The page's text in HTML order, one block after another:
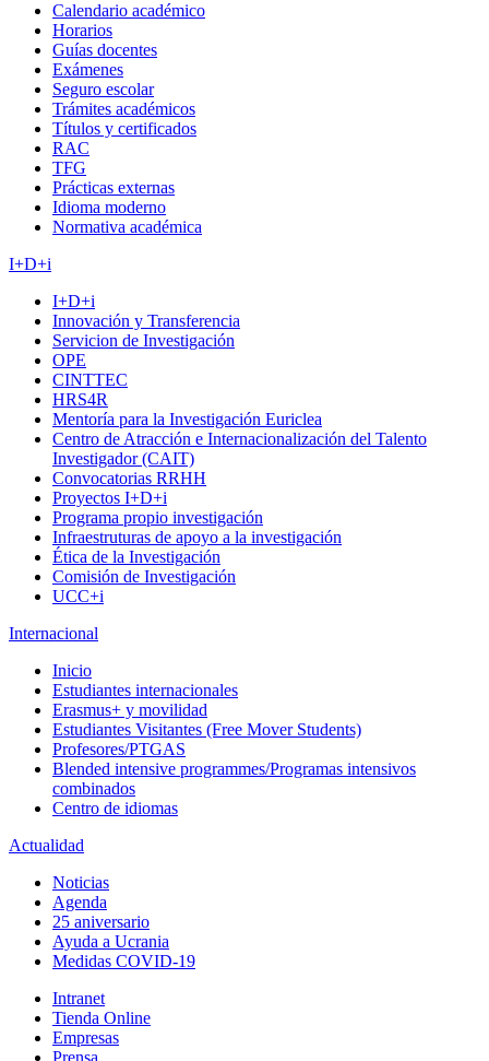
Calendario académico
Horarios
Guías docentes
Exámenes
Seguro escolar
Trámites académicos
Títulos y certificados
RAC
TFG
Prácticas externas
Idioma moderno
Normativa académica
I+D+i
I+D+i
Innovación y Transferencia
Servicion de Investigación
OPE
CINTTEC
HRS4R
Mentoría para la Investigación Euriclea
Centro de Atracción e Internacionalización del Talento
Investigador (CAIT)
Convocatorias RRHH
Proyectos I+D+i
Programa propio investigación
Infraestruturas de apoyo a la investigación
Ética de la Investigación
Comisión de Investigación
UCC+i
Internacional
Inicio
Estudiantes internacionales
Erasmus+ y movilidad
Estudiantes Visitantes (Free Mover Students)
Profesores/PTGAS
Blended intensive programmes/Programas intensivos
combinados
Centro de idiomas
Actualidad
Noticias
Agenda
25 aniversario
Ayuda a Ucrania
Medidas COVID-19
Intranet
Tienda Online
Empresas
Prensa